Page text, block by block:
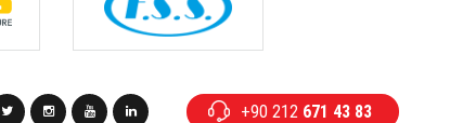
+90 212 671 43 83